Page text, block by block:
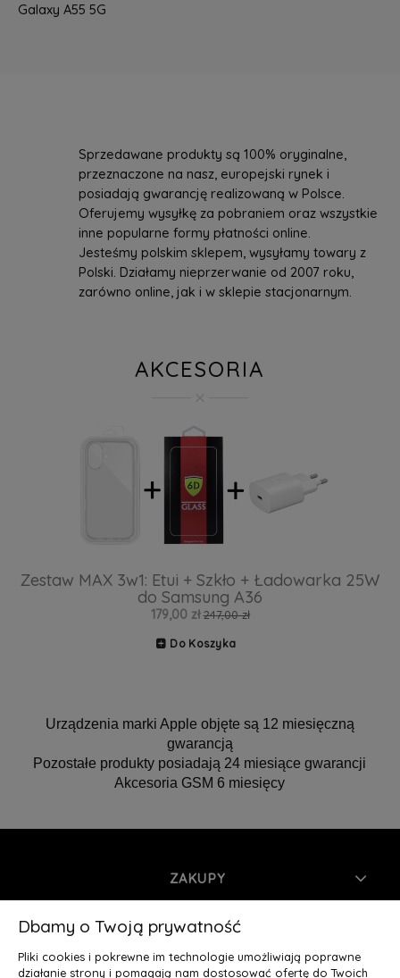
Galaxy A55 5G
Sprzedawane produkty są 100% oryginalne,
przeznaczone na nasz, europejski rynek i
posiadają gwarancję realizowaną w Polsce.
Oferujemy wysyłkę za pobraniem oraz wszystkie
inne popularne formy płatności online.
Jesteśmy polskim sklepem, wysyłamy towary z
Polski. Działamy nieprzerwanie od 2007 roku,
zarówno online, jak i w sklepie stacjonarnym.
AKCESORIA
Zestaw MAX 3w1: Etui + Szkło + Ładowarka 25W
do Samsung A36
179,00 zł 247,00 zł
Do Koszyka
Urządzenia marki Apple objęte są 12 miesięczną
gwarancją
Pozostałe produkty posiadają 24 miesiące gwarancji
Akcesoria GSM 6 miesięcy
ZAKUPY
INFORMACJE
MOJE KONTO
Dbamy o Twoją prywatność
Pliki cookies i pokrewne im technologie umożliwiają poprawne
działanie strony i pomagają nam dostosować ofertę do Twoich